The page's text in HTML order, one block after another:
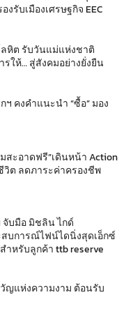
รับเมืองเศรษฐกิจ EEC
ลหิต รับวันแม่แห่งชาติ
รให้… สู่สังคมอย่างยั่งยืน
ฯ คงคำแนะนำ “ซื้อ” มอง
สะอาดฟรี”เดินหน้า Action
วิต ลดภาระค่าครองชีพ
จับมือ มิชลิน ไกด์
บการณ์ไฟน์ไดนิ่งสุดเอ็กซ์
หรับลูกค้า ttb reserve
วัญแห่งความงาม ต้อนรับ